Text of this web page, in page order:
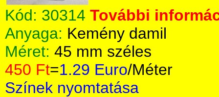
Kód: 30314 További
Anyaga: Kemény damil
Méret: 45 mm széles
450 Ft=1.29 Euro/Méter
Színek nyomtatása